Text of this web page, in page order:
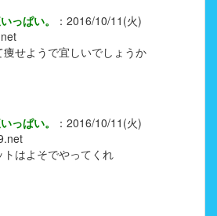
っぱい。 ： 2016/10/11(火)
せようで宜しいでしょうか
っぱい。 ： 2016/10/11(火)
はよそでやってくれ